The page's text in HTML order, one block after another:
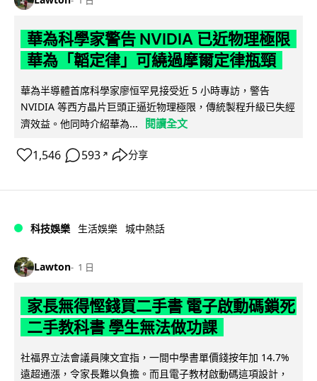
華為科學家警告 NVIDIA 已近物理極限
華為「韜定律」可繞過摩爾定律瓶頸
華為半導體首席科學家廖恒罕見接受近 5 小時專訪，警告
NVIDIA 等西方晶片巨頭正逼近物理極限，傳統製程升級已失經
濟效益。他同時介紹華為...
閱讀全文
1,546 593 ↗ 分享
科技娛樂 生活娛樂 城中熱話
Lawton 1 日
家長無得慳錢買二手書 電子啟動碼鎖死
二手教科書 學生無法做功課
社福界立法會議員陳文宜指，一間中學書單價錢按年加 14.7%
遠超通漲，令家長難以負擔。而且電子教材啟動碼這項設計，